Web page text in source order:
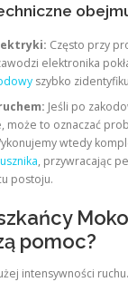
Często przy
elektronika
szybko
Jeśli po
może to oznaczać
wtedy
, przywracając
postoju.
pomoc?
intensywności